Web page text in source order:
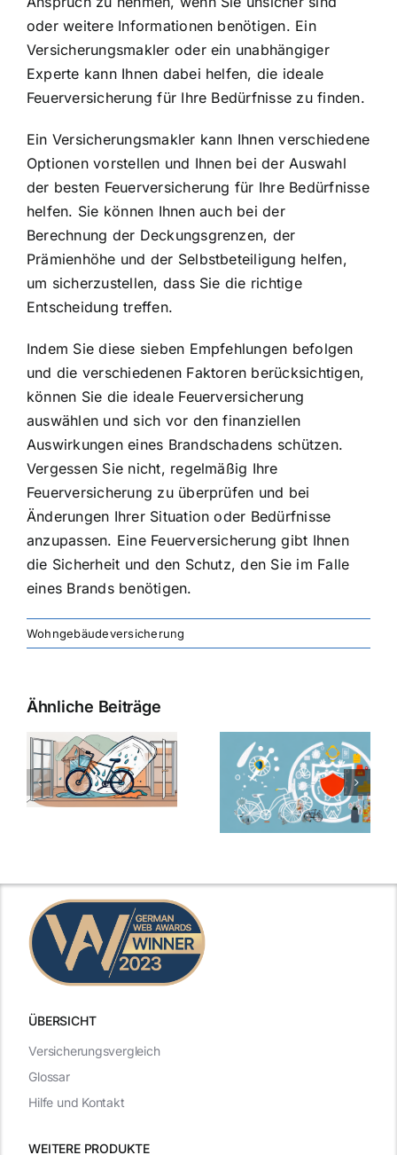
oder weitere Informationen benötigen. Ein
Versicherungsmakler oder ein unabhängiger
Experte kann Ihnen dabei helfen, die ideale
Feuerversicherung für Ihre Bedürfnisse zu finden.
Ein Versicherungsmakler kann Ihnen verschiedene
Optionen vorstellen und Ihnen bei der Auswahl
der besten Feuerversicherung für Ihre Bedürfnisse
helfen. Sie können Ihnen auch bei der
Berechnung der Deckungsgrenzen, der
Prämienhöhe und der Selbstbeteiligung helfen,
um sicherzustellen, dass Sie die richtige
Entscheidung treffen.
Indem Sie diese sieben Empfehlungen befolgen
und die verschiedenen Faktoren berücksichtigen,
können Sie die ideale Feuerversicherung
auswählen und sich vor den finanziellen
Auswirkungen eines Brandschadens schützen.
Vergessen Sie nicht, regelmäßig Ihre
Feuerversicherung zu überprüfen und bei
Änderungen Ihrer Situation oder Bedürfnisse
anzupassen. Eine Feuerversicherung gibt Ihnen
die Sicherheit und den Schutz, den Sie im Falle
eines Brands benötigen.
Wohngebäudeversicherung
Ähnliche Beiträge
ÜBERSICHT
WEITERE PRODUKTE
Versicherungsvergleich
Glossar
Hilfe und Kontakt